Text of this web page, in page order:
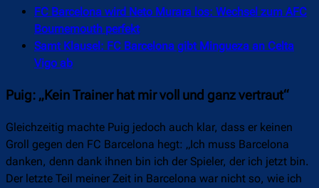
FC Barcelona wird Neto Murara los: Wechsel zum AFC
Bournemouth perfekt
Samt Klausel: FC Barcelona gibt Mingueza an Celta
Vigo ab
Puig: „Kein Trainer hat mir voll und ganz vertraut“
Gleichzeitig machte Puig jedoch auch klar, dass er keinen
Groll gegen den FC Barcelona hegt: „Ich muss Barcelona
danken, denn dank ihnen bin ich der Spieler, der ich jetzt bin.
Der letzte Teil meiner Zeit in Barcelona war nicht so, wie ich